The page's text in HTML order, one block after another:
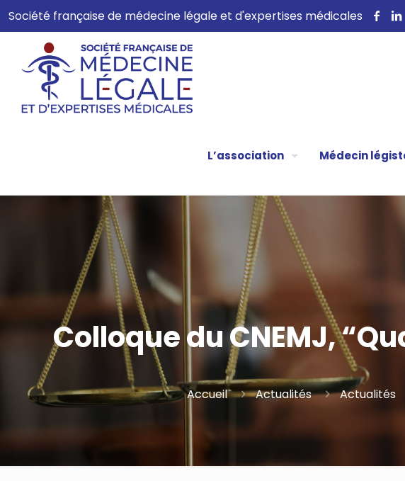
Société française de médecine légale et d'expertises médicales
L’association Médecin
Colloque du CNEMJ,
Accueil Actualités Actualités